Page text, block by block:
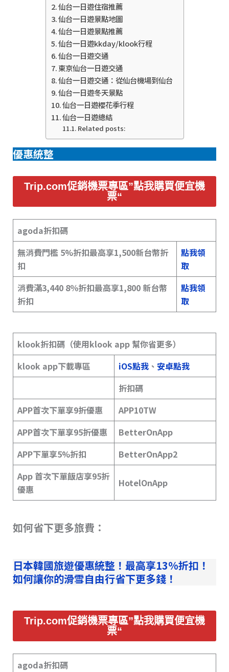
仙台一日遊住宿推薦
仙台一日遊景點地圖
仙台一日遊景點推薦
仙台一日遊kkday/klook行程
仙台一日遊交通
東京仙台一日遊交通
仙台一日遊交通：從仙台機場到仙台
仙台一日遊冬天景點
仙台一日遊櫻花季行程
仙台一日遊總結
Related posts:
優惠統整
Trip.com促銷機票專區”點我購買便宜機
票“
agoda折扣碼
無消費門檻 5%折扣最高享1,500新台幣折
扣
點我領
取
消費滿3,440 8％折扣最高享1,800 新台幣
折扣
點我領
取
klook折扣碼（使用klook app 幫你省更多）
klook app下載專區
iOS點我、 安卓點我
折扣碼
APP首次下單享9折優惠
APP10TW
APP首次下單享95折優惠
BetterOnApp
APP下單享5%折扣
BetterOnApp2
App 首次下單飯店享95折
優惠
HotelOnApp
如何省下更多旅費：
日本韓國旅遊優惠統整！最高享13%折扣！
如何讓你的滑雪自由行省下更多錢！
Trip.com促銷機票專區”點我購買便宜機
票“
agoda折扣碼